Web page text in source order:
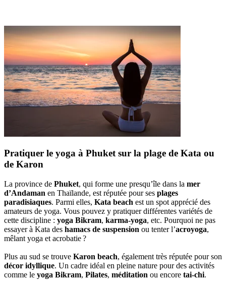
Pratiquer le yoga à Phuket sur la plage de Kata ou
de Karon
La province de Phuket, qui forme une presqu’île dans la mer
d’Andaman en Thaïlande, est réputée pour ses plages
paradisiaques. Parmi elles, Kata beach est un spot apprécié des
amateurs de yoga. Vous pouvez y pratiquer différentes variétés de
cette discipline : yoga Bikram, karma-yoga, etc. Pourquoi ne pas
essayer à Kata des hamacs de suspension ou tenter l’acroyoga,
mêlant yoga et acrobatie ?
Plus au sud se trouve Karon beach, également très réputée pour son
décor idyllique. Un cadre idéal en pleine nature pour des activités
comme le yoga Bikram, Pilates, méditation ou encore tai-chi.